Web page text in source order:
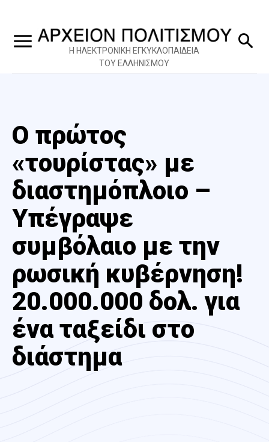
Η ΗΛΕΚΤΡΟΝΙΚΗ ΕΓΚΥΚΛΟΠΑΙΔΕΙΑ
ΤΟΥ ΕΛΛΗΝΙΣΜΟΥ
Ο πρώτος
«τουρίστας» με
διαστημόπλοιο –
Υπέγραψε
συμβόλαιο με την
ρωσική κυβέρνηση!
20.000.000 δολ. για
ένα ταξείδι στο
διάστημα